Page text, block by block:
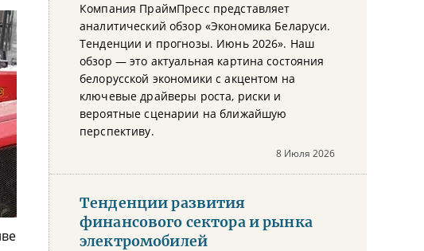
Компания ПраймПресс представляет
аналитический обзор «Экономика Беларуси.
Тенденции и прогнозы. Июнь 2026». Наш
обзор — это актуальная картина состояния
белорусской экономики с акцентом на
ключевые драйверы роста, риски и
вероятные сценарии на ближайшую
перспективу.
8 Июля 2026
Тенденции развития
финансового сектора и рынка
электромобилей